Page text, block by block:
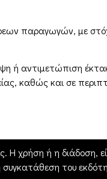
παραγωγών, με
ή αντιμετώπιση
καθώς και σε
Η χρήση ή η διάδοση,
του